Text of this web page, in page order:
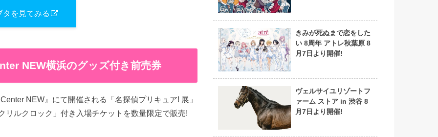
タを見てみる
NEW横浜のグッズ付き前売券
NEW』にて開催される「名探偵プリキュア! 展」
リルクロック」付き入場チケットを数量限定で販売!
きみが死ぬまで恋をした
い 8周年 アトレ秋葉原 8
月7日より開催!
ヴェルサイユリゾートフ
ァーム ストア in 渋谷 8
月7日より開催!